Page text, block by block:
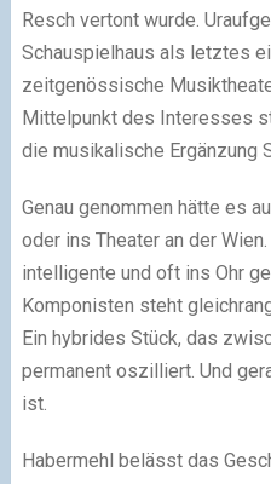
Resch vertont wurde.
Schauspielhaus als letztes
zeitgenössische
Mittelpunkt des Interesses
die musikalische Ergänzung
Genau genommen hätte es
oder ins Theater an der
intelligente und oft ins Ohr
Komponisten steht
Ein hybrides Stück, das
permanent oszilliert. Und
ist.
Habermehl belässt das